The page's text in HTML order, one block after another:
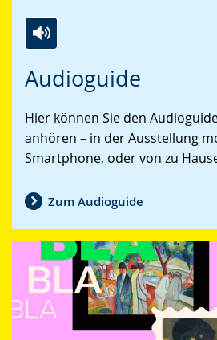
Audioguide
Leichten
wechseln.
Audio-
Video
Deutscher
Gebärdensprache
wird
Hier können Sie den
anhören – in der Ausstellung
Smartphone, oder von zu
Zum Audioguide